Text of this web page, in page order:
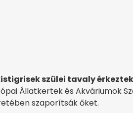
szülei tavaly
Állatkertek és Akváriumok
szaporítsák őket.